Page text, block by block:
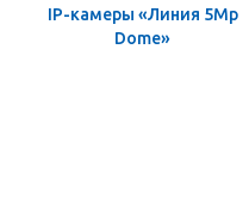
IP-камеры «Линия 5Mp
Dome»